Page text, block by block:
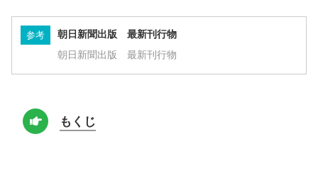
参考 朝日新聞出版 最新刊行物
朝日新聞出版 最新刊行物
もくじ